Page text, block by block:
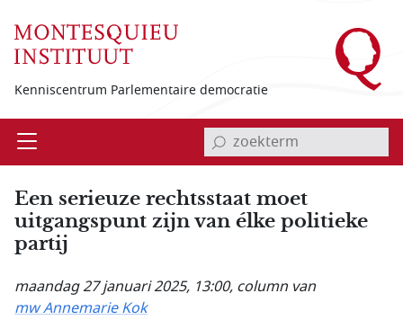
Kenniscentrum Parlementaire democratie
Open invoerveld zoekterm
Een serieuze rechtsstaat moet
uitgangspunt zijn van élke politieke
partij
maandag 27 januari 2025, 13:00, column van
mw Annemarie Kok